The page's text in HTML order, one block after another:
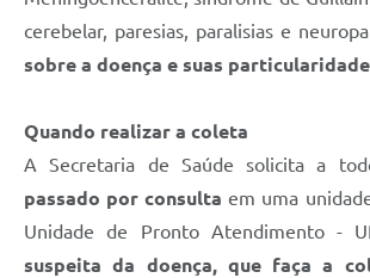
cerebelar, paresias, paralisias e
sobre a doença e suas
Quando realizar a coleta
A Secretaria de Saúde solicita a
passado por consulta em uma
Unidade de Pronto Atendimento -
suspeita da doença, que faça a